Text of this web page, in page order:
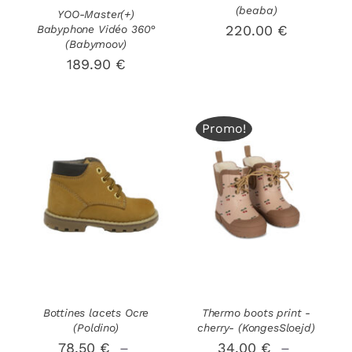
YOO-Master(+)
Babyphone Vidéo 360°
(Babymoov)
189.90 €
(beaba)
220.00 €
CHOIX DES
CE
PRODUIT
A
PEUVENT
ÊTRE
/
DÉTAILS
Bottines lacets Ocre
(Poldino)
78.50 €
–
Promo!
CHOIX DES
OPTIONS
CE
PRODUIT
A
PEUVENT
ÊTRE
/
DÉTAILS
Thermo boots print -
cherry- (KongesSloejd)
34.00 €
–